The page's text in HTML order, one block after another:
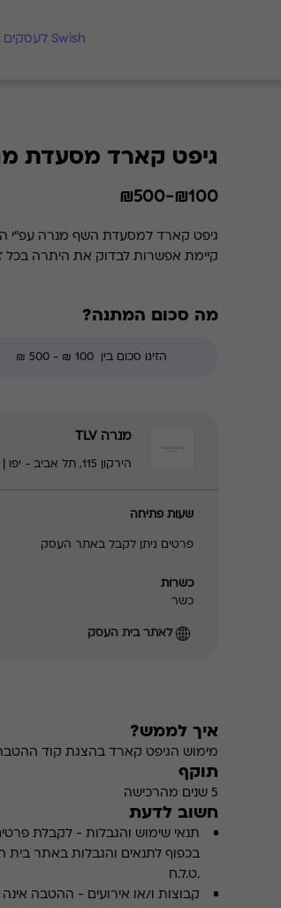
Swish לעסקים
גיפט קארד מסעדת
₪100-₪500
קיימת אפשרות לבדוק את היתרה בכל זמן נתון. *קודי הנחה אינם תקפים
מה סכום המתנה?
מנרה TLV
הירקון 115, תל אביב - יפו | 0722770955
שעות פתיחה
פרטים ניתן לקבל באתר העסק
כשרות
כשר
לאתר בית העסק
איך לממש?
מימוש הגיפט קארד בהצגת קוד
תוקף
5 שנים מהרכישה
חשוב לדעת
תנאי שימוש והגבלות - לקבלת
.ט.ל.ח
קבוצות ו/או אירועים - ההטבה אינה